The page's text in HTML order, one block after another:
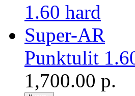
Punktulit
1,700.00 р.